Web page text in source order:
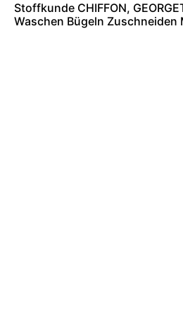
Stoffkunde CHIFFON,
Waschen Bügeln Zuschneiden